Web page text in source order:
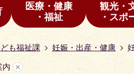
医療・健康
・福祉
観光・
・スポ
も福祉課 妊娠・出産・健康
内